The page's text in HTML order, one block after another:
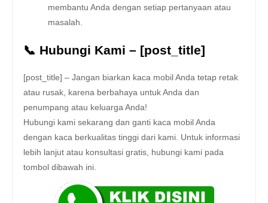
membantu Anda dengan setiap pertanyaan atau
masalah.
📞 Hubungi Kami – [post_title]
[post_title] – Jangan biarkan kaca mobil Anda tetap retak
atau rusak, karena berbahaya untuk Anda dan
penumpang atau keluarga Anda!
Hubungi kami sekarang dan ganti kaca mobil Anda
dengan kaca berkualitas tinggi dari kami. Untuk informasi
lebih lanjut atau konsultasi gratis, hubungi kami pada
tombol dibawah ini.